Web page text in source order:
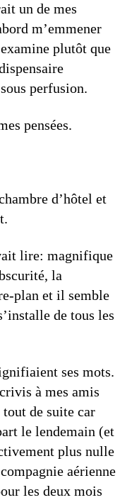
un de mes
m’emmener
plutôt que
perfusion.
pensées.
d’hôtel et
lire: magnifique
la
plan et il semble
de tous les
ses mots.
à mes amis
de suite car
le lendemain (et
plus nulle
aérienne
les deux mois